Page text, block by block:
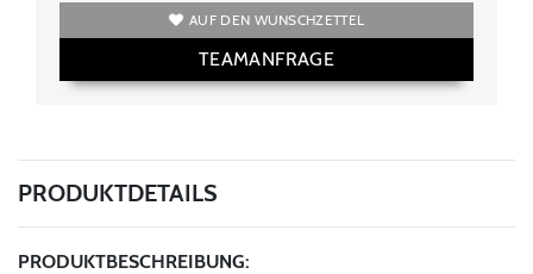
AUF DEN WUNSCHZETTEL
TEAMANFRAGE
PRODUKTDETAILS
PRODUKTBESCHREIBUNG: